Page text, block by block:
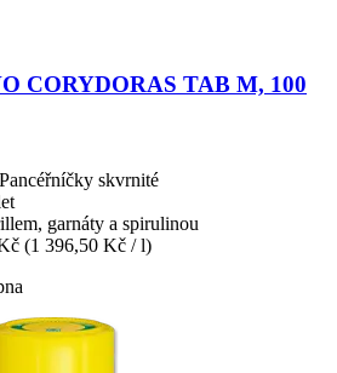
CORYDORAS TAB M, 100
skvrnité
garnáty a spirulinou
(1 396,50 Kč / l)